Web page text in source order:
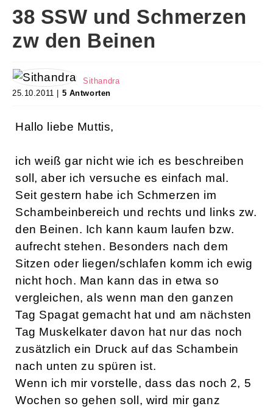
38 SSW und Schmerzen
zw den Beinen
Sithandra
25.10.2011 | 5 Antworten
Hallo liebe Muttis,
ich weiß gar nicht wie ich es beschreiben
soll, aber ich versuche es einfach mal.
Seit gestern habe ich Schmerzen im
Schambeinbereich und rechts und links zw.
den Beinen. Ich kann kaum laufen bzw.
aufrecht stehen. Besonders nach dem
Sitzen oder liegen/schlafen komm ich ewig
nicht hoch. Man kann das in etwa so
vergleichen, als wenn man den ganzen
Tag Spagat gemacht hat und am nächsten
Tag Muskelkater davon hat nur das noch
zusätzlich ein Druck auf das Schambein
nach unten zu spüren ist.
Wenn ich mir vorstelle, dass das noch 2, 5
Wochen so gehen soll, wird mir ganz